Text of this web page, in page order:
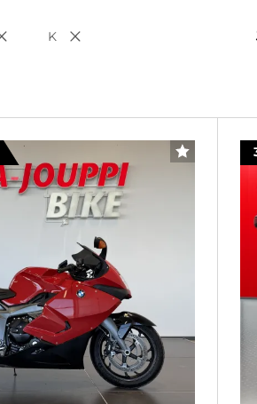
Poista valinta
K Poista valinta
SUOSIKKI